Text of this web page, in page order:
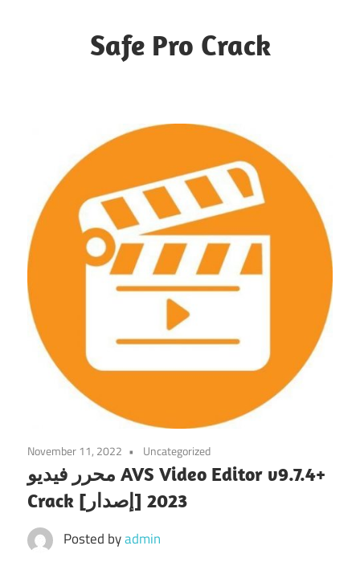
Safe Pro Crack
November 11, 2022 Uncategorized
محرر فيديو AVS Video Editor v9.7.4+
Crack [إصدار] 2023
Posted byadmin